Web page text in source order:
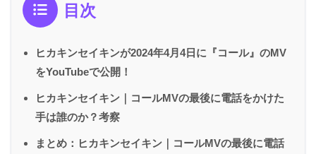
目次
ヒカキンセイキンが2024年4月4日に『コール』のMV
をYouTubeで公開！
ヒカキンセイキン｜コールMVの最後に電話をかけた
手は誰のか？考察
まとめ：ヒカキンセイキン｜コールMVの最後に電話